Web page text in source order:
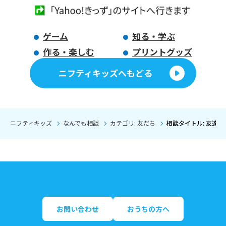
ゲーム
知る・学ぶ
作る・楽しむ
プリントグッズ
ニフティキッズへもどる
ニフティキッズ なんでも相談 カテゴリ: 友だち 相談タイトル: 友達
お問い合わせ おうちの方へ